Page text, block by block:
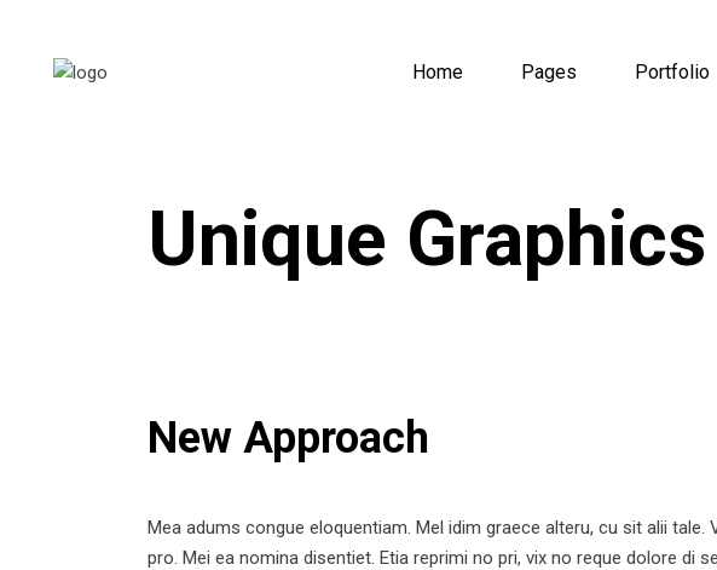
Home Pages Portfolio
Unique Graphics
New Approach
Mea adums congue eloquentiam. Mel idim graece alteru, cu sit alii
pro. Mei ea nomina disentiet. Etia reprimi no pri, vix no reque dolore di